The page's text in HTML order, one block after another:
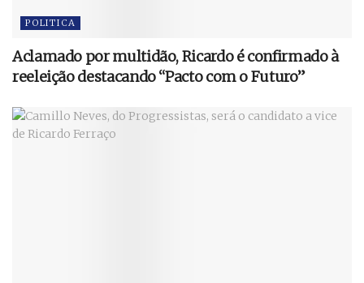
POLITICA
Aclamado por multidão, Ricardo é confirmado à
reeleição destacando “Pacto com o Futuro”